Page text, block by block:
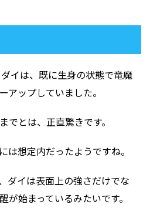
イは、既に生身の状態で竜魔
アップしていました。
でとは、正直驚きです。
は想定内だったようですね。
ダイは表面上の強さだけでな
が始まっているみたいです。